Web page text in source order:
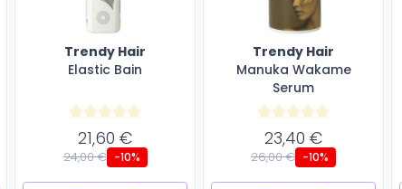
Trendy Hair
Elastic Bain
21,60 €
24,00 € -10%
Trendy Hair
Manuka Wakame
Serum
23,40 €
26,00 € -10%